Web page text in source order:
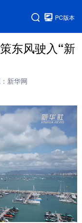
PC版本
东风驶入“新
新华网